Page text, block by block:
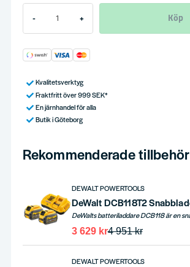
- + Köp
Kvalitetsverktyg
Fraktfritt över 999 SEK*
En järnhandel för alla
Butik i Göteborg
Rekommenderade tillbehör
DEWALT POWERTOOLS
4 951 kr
3 629 kr
DEWALT POWERTOOLS